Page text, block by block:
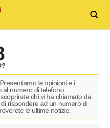
?
le opinioni e i
al numero di telefono
chi vi ha chiamato da
rispondere ad un numero di
le ultime notizie.